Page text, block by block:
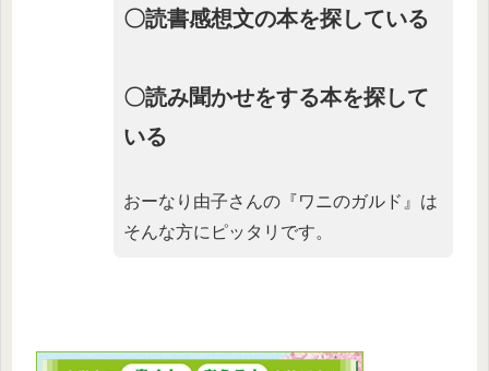
〇読書感想文の本を探している
〇読み聞かせをする本を探して
いる
おーなり由子さんの『ワニのガルド』は
そんな方にピッタリです。